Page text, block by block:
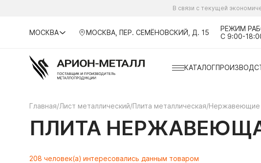
В связи с текущей
МОСКВА МОСКВА, ПЕР. СЕМЁНОВСКИЙ, Д. 15
РЕЖИМ
С 9:00-
КАТАЛОГ
Главная/Лист металлический/Плита металлическая/Нержавеющие
ПЛИТА
208 человек(а) интересовались данным товаром